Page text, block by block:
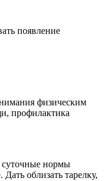
появление
физическим
профилактика
нормы
облизать тарелку,